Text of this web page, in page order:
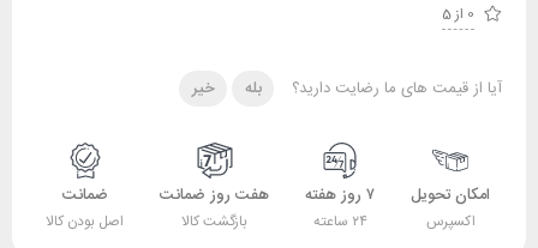
0 از 5
آیا از قیمت های ما رضایت دارید؟ بله خیر
امکان تحویل
اکسپرس
۷ روز هفته
۲۴ ساعته
هفت روز ضمانت
بازگشت کالا
ضمانت
اصل بودن کالا